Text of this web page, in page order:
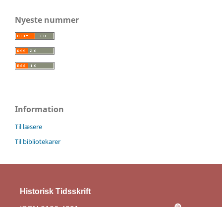
Nyeste nummer
Information
Til læsere
Til bibliotekarer
Historisk Tidsskrift